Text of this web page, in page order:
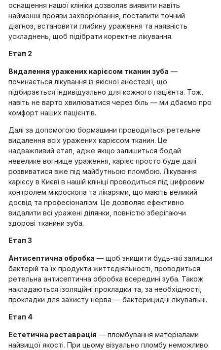
оснащення нашої клініки дозволяє виявити навіть
найменші прояви захворювання, поставити точний
діагноз, встановити глибину ураження та наявність
ускладнень, щоб підібрати коректне лікування.
Етап 2
Видалення уражених карієсом тканин зуба —
починається лікування із якісної анестезії, що
підбирається індивідуально для кожного пацієнта. Тож,
навіть не варто хвилюватися через біль — ми дбаємо про
комфорт наших пацієнтів.
Далі за допомогою бормашини проводиться ретельне
видалення всіх уражених карієсом тканин. Це
надважливий етап, адже якщо залишиться бодай
невелике вогнище ураження, карієс просто буде далі
розвиватися вже під майбутньою пломбою. Лікування
карієсу в Києві в нашій клініці проводиться під цифровим
контролем мікроскопа та лікарями, що мають великий
досвід та професіоналізм. Це дозволяє ефективно
видалити всі уражені ділянки, повністю зберігаючи
здорові тканини зуба.
Етап 3
Антисептична обробка — щоб знищити будь-які залишки
бактерій та їх продукти життєдіяльності, проводиться
ретельна антисептична обробка всередині зуба. Також
накладаються ізоляційні прокладки та, за необхідності,
прокладки для захисту нерва — бактерицидні лікувальні.
Етап 4
Естетична реставрація — пломбування матеріалами
найвищої якості. При цьому візуально пломбу неможливо